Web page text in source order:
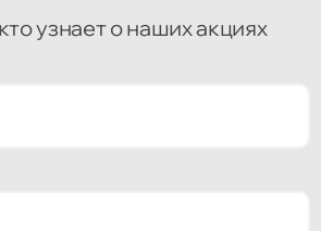
узнает о наших акциях